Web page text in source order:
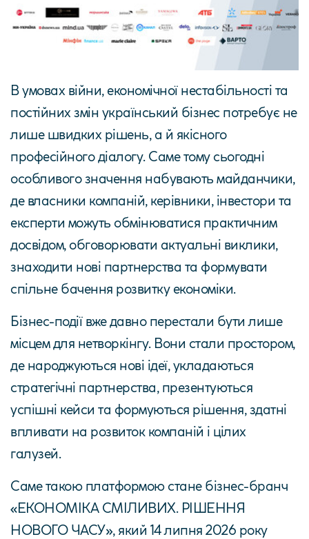
В умовах війни, економічної нестабільності та
постійних змін український бізнес потребує не
лише швидких рішень, а й якісного
професійного діалогу. Саме тому сьогодні
особливого значення набувають майданчики,
де власники компаній, керівники, інвестори та
експерти можуть обмінюватися практичним
досвідом, обговорювати актуальні виклики,
знаходити нові партнерства та формувати
спільне бачення розвитку економіки.
Бізнес-події вже давно перестали бути лише
місцем для нетворкінгу. Вони стали простором,
де народжуються нові ідеї, укладаються
стратегічні партнерства, презентуються
успішні кейси та формуються рішення, здатні
впливати на розвиток компаній і цілих
галузей.
Саме такою платформою стане бізнес-бранч
«ЕКОНОМІКА СМІЛИВИХ. РІШЕННЯ
НОВОГО ЧАСУ», який 14 липня 2026 року